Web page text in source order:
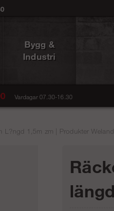
Bygg &
Industri
Vardagar 07.30-16.30
L?ngd 1,5m zm | Produkter